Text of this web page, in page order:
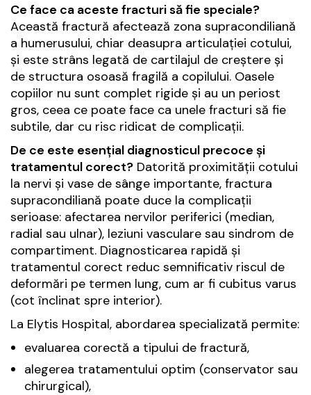
Ce face ca aceste fracturi să fie speciale?
Această fractură afectează zona supracondiliană
a humerusului, chiar deasupra articulației cotului,
și este strâns legată de cartilajul de creștere și
de structura osoasă fragilă a copilului. Oasele
copiilor nu sunt complet rigide și au un periost
gros, ceea ce poate face ca unele fracturi să fie
subtile, dar cu risc ridicat de complicații.
De ce este esențial diagnosticul precoce și
tratamentul corect? Datorită proximității cotului
la nervi și vase de sânge importante, fractura
supracondiliană poate duce la complicații
serioase: afectarea nervilor periferici (median,
radial sau ulnar), leziuni vasculare sau sindrom de
compartiment. Diagnosticarea rapidă și
tratamentul corect reduc semnificativ riscul de
deformări pe termen lung, cum ar fi cubitus varus
(cot înclinat spre interior).
La Elytis Hospital, abordarea specializată permite:
evaluarea corectă a tipului de fractură,
alegerea tratamentului optim (conservator sau
chirurgical),